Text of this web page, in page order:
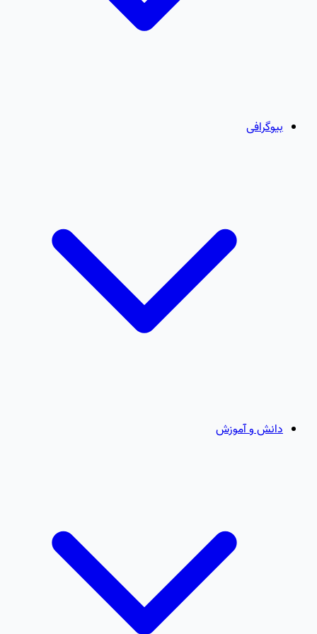
بیوگرافی
دانش و آموزش